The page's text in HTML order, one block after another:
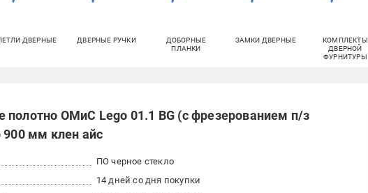
ДВЕРНЫЕ ДВЕРНЫЕ РУЧКИ
ДОБОРНЫЕ
ПЛАНКИ
ЗАМКИ ДВЕРНЫЕ
КОМПЛЕКТЫ
ДВЕРНОЙ
ФУРНИТУРЫ
полотно ОМиС Lego 01.1 BG (с фрезерованием п/з
900 мм клен айс
ПО черное стекло
14 дней со дня покупки